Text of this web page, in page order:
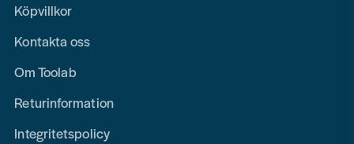
Köpvillkor
Kontakta oss
Om Toolab
Returinformation
Integritetspolicy